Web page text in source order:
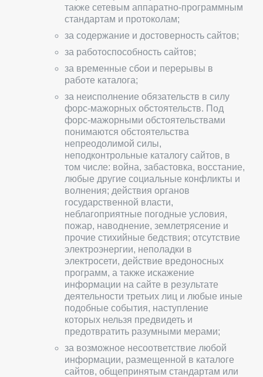
также сетевым аппаратно-программным
стандартам и протоколам;
за содержание и достоверность сайтов;
за работоспособность сайтов;
за временные сбои и перерывы в
работе каталога;
за неисполнение обязательств в силу
форс-мажорных обстоятельств. Под
форс-мажорными обстоятельствами
понимаются обстоятельства
непреодолимой силы,
неподконтрольные каталогу сайтов, в
том числе: война, забастовка, восстание,
любые другие социальные конфликты и
волнения; действия органов
государственной власти,
неблагоприятные погодные условия,
пожар, наводнение, землетрясение и
прочие стихийные бедствия; отсутствие
электроэнергии, неполадки в
электросети, действие вредоносных
программ, а также искажение
информации на сайте в результате
деятельности третьих лиц и любые иные
подобные события, наступление
которых нельзя предвидеть и
предотвратить разумными мерами;
за возможное несоответствие любой
информации, размещенной в каталоге
сайтов, общепринятым стандартам или